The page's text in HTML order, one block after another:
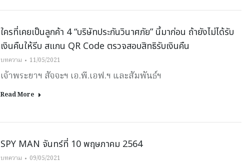
ใครที่เคยเป็นลูกค้า 4 “บริษัทประกันวินาศภัย” นี้มาก่อน ถ้ายังไม่ได้รับ
เงินคืนให้รีบ สแกน QR Code ตรวจสอบสิทธิรับเงินคืน
บทความ 11/05/2021
เจ้าพระยาฯ สัจจะฯ เอ.พี.เอฟ.ฯ และสัมพันธ์ฯ
Read More
SPY MAN จันทร์ที่ 10 พฤษภาคม 2564
บทความ 09/05/2021